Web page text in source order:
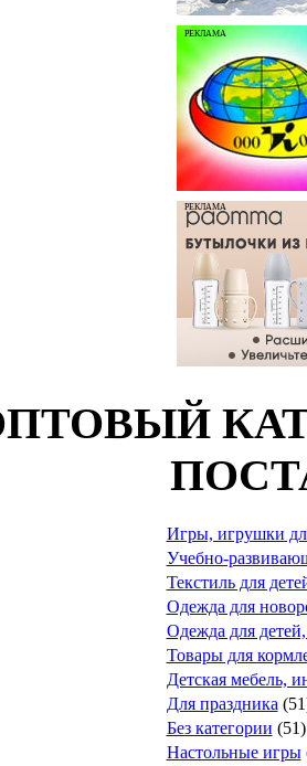
РЕКЛАМА
РЕКЛАМА
Игры, игрушки
Учебно-
Текстиль для
Одежда для
Одежда для
Товары для
Детская мебель,
Для праздника
Без категории (51)
Настольные игры